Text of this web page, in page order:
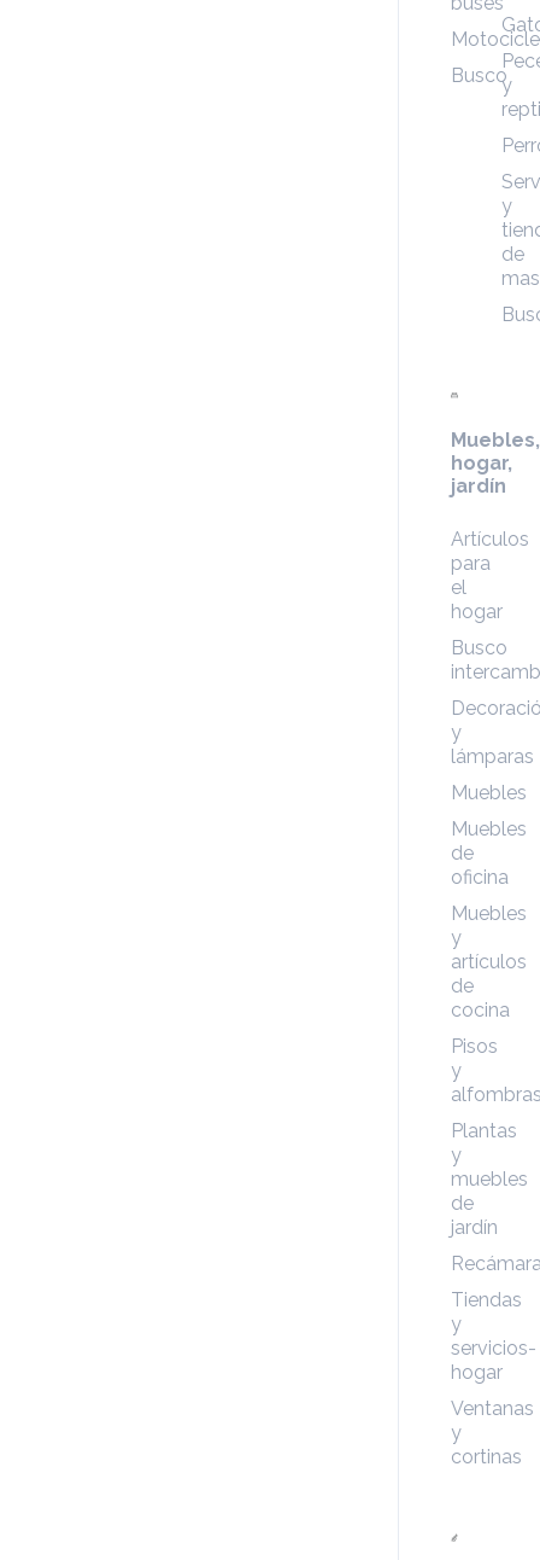
Buscoy
y
de
Muebles,
hogar,
jardín
Artículos
para
el
hogar
Busco
y
lámparas
Muebles
Muebles
de
oficina
Muebles
y
artículos
de
cocina
Pisos
y
Plantas
y
muebles
de
jardín
Tiendas
y
servicios-
hogar
Ventanas
y
cortinas